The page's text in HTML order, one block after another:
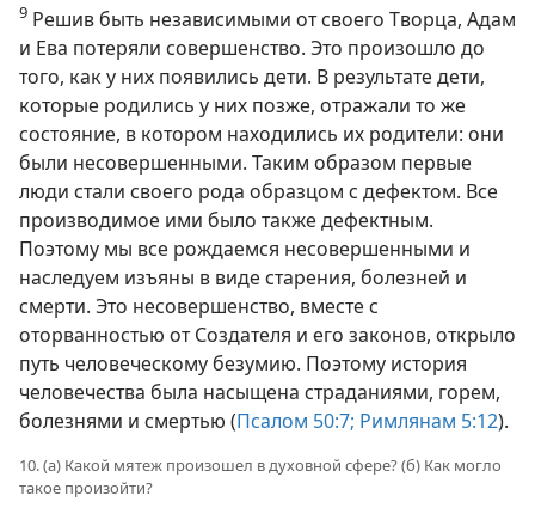
9 Решив быть независимыми от своего Творца, Адам
и Ева потеряли совершенство. Это произошло до
того, как у них появились дети. В результате дети,
которые родились у них позже, отражали то же
состояние, в котором находились их родители: они
были несовершенными. Таким образом первые
люди стали своего рода образцом с дефектом. Все
производимое ими было также дефектным.
Поэтому мы все рождаемся несовершенными и
наследуем изъяны в виде старения, болезней и
смерти. Это несовершенство, вместе с
оторванностью от Создателя и его законов, открыло
путь человеческому безумию. Поэтому история
человечества была насыщена страданиями, горем,
болезнями и смертью (Псалом 50:7; Римлянам 5:12).
10. (а) Какой мятеж произошел в духовной сфере? (б) Как могло
такое произойти?